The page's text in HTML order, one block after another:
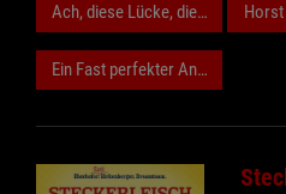
Ach, diese Lücke, diese Horst
Ein Fast perfekter Antrag